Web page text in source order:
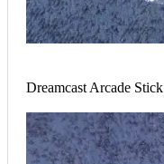
Dreamcast Arcade Stick